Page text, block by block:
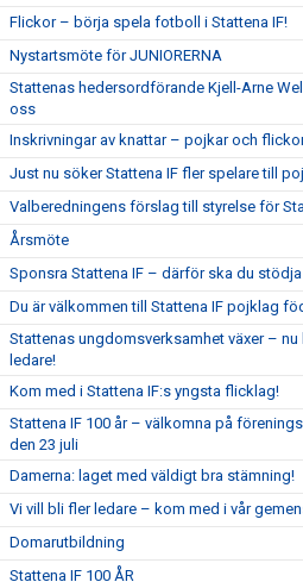
Flickor – börja spela fotboll i Stattena IF!
Nystartsmöte för JUNIORERNA
Stattenas hedersordförande Kjell-Arne
oss
Inskrivningar av knattar – pojkar och
Just nu söker Stattena IF fler spelare till
Valberedningens förslag till styrelse för
Årsmöte
Sponsra Stattena IF – därför ska du
Du är välkommen till Stattena IF pojklag
Stattenas ungdomsverksamhet växer – nu
ledare!
Kom med i Stattena IF:s yngsta flicklag!
Stattena IF 100 år – välkomna på
den 23 juli
Damerna: laget med väldigt bra stämning!
Vi vill bli fler ledare – kom med i vår
Domarutbildning
Stattena IF 100 ÅR